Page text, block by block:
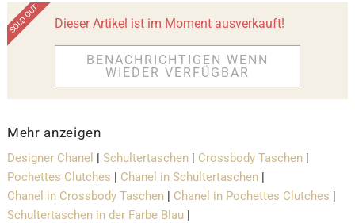
Dieser Artikel ist im Moment ausverkauft!
BENACHRICHTIGEN WENN
WIEDER VERFÜGBAR
Mehr anzeigen
Designer Chanel | Schultertaschen | Crossbody Taschen |
Pochettes Clutches | Chanel in Schultertaschen |
Chanel in Crossbody Taschen | Chanel in Pochettes Clutches |
Schultertaschen in der Farbe Blau |